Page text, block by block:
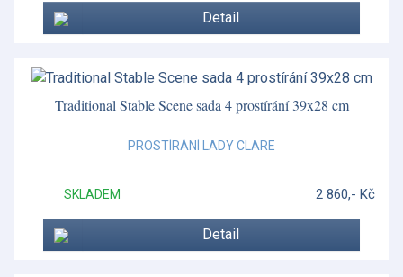
Detail
Traditional Stable Scene sada 4 prostírání 39x28 cm
PROSTÍRÁNÍ LADY CLARE
SKLADEM 2 860,- Kč
Detail